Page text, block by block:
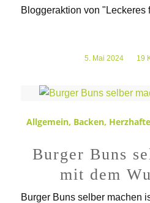
Bloggeraktion von
5. Mai 2024 19
Allgemein, Backen,
Burger Buns
mit dem
Burger Buns selber machen